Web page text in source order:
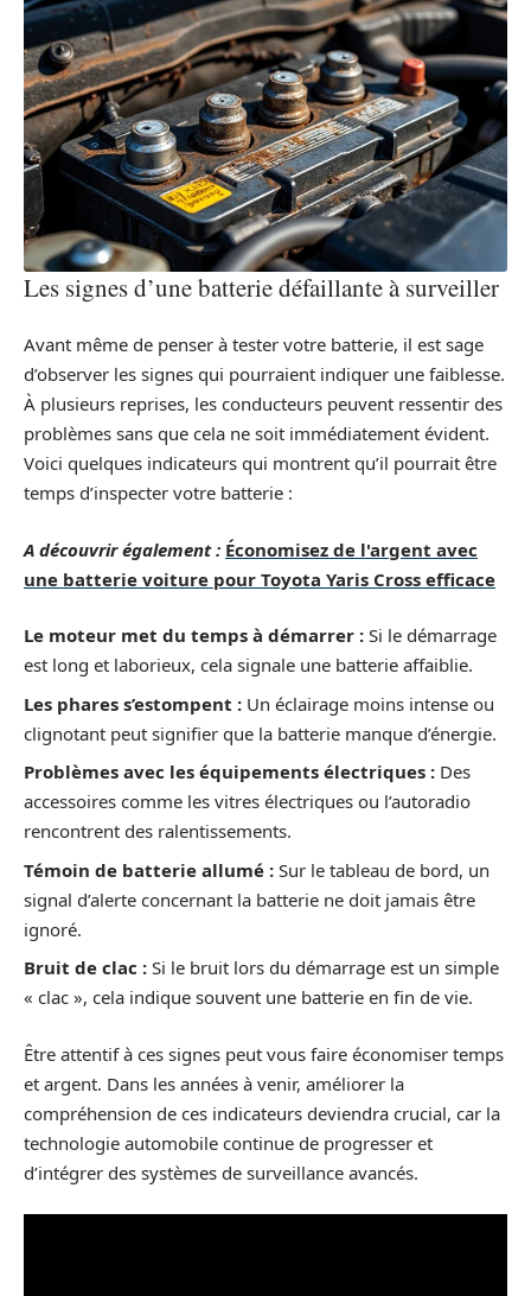
Les signes d’une batterie défaillante à surveiller
Avant même de penser à tester votre batterie, il est sage
d’observer les signes qui pourraient indiquer une faiblesse.
À plusieurs reprises, les conducteurs peuvent ressentir des
problèmes sans que cela ne soit immédiatement évident.
Voici quelques indicateurs qui montrent qu’il pourrait être
temps d’inspecter votre batterie :
A découvrir également : Économisez de l'argent avec
une batterie voiture pour Toyota Yaris Cross efficace
Le moteur met du temps à démarrer : Si le démarrage
est long et laborieux, cela signale une batterie affaiblie.
Les phares s’estompent : Un éclairage moins intense ou
clignotant peut signifier que la batterie manque d’énergie.
Problèmes avec les équipements électriques : Des
accessoires comme les vitres électriques ou l’autoradio
rencontrent des ralentissements.
Témoin de batterie allumé : Sur le tableau de bord, un
signal d’alerte concernant la batterie ne doit jamais être
ignoré.
Bruit de clac : Si le bruit lors du démarrage est un simple
« clac », cela indique souvent une batterie en fin de vie.
Être attentif à ces signes peut vous faire économiser temps
et argent. Dans les années à venir, améliorer la
compréhension de ces indicateurs deviendra crucial, car la
technologie automobile continue de progresser et
d’intégrer des systèmes de surveillance avancés.